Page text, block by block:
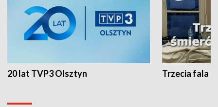
20 lat TVP3 Olsztyn Trzecia fala -